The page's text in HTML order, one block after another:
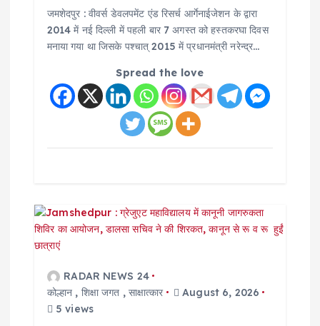
जमशेदपुर : वीवर्स डेवलपमेंट एंड रिसर्च आर्गेनाईजेशन के द्वारा
2014 में नई दिल्ली में पहली बार 7 अगस्त को हस्तकरघा दिवस
मनाया गया था जिसके पश्चात् 2015 में प्रधानमंत्री नरेन्द्र…
Spread the love
RADAR NEWS 24
कोल्हान , शिक्षा जगत , साक्षात्कार
August 6, 2026
5 views